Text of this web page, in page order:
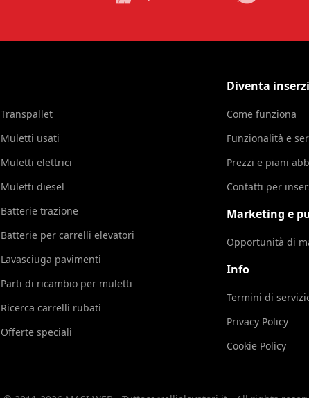
Transpallet
Muletti usati
Muletti elettrici
Muletti diesel
Batterie trazione
Batterie per carrelli elevatori
Lavasciuga pavimenti
Parti di ricambio per muletti
Ricerca carrelli rubati
Offerte speciali
Diventa
Come funziona
Funzionalità e
Prezzi e piani
Contatti per
Marketing e
Opportunità di
Info
Termini di
Privacy Policy
Cookie Policy